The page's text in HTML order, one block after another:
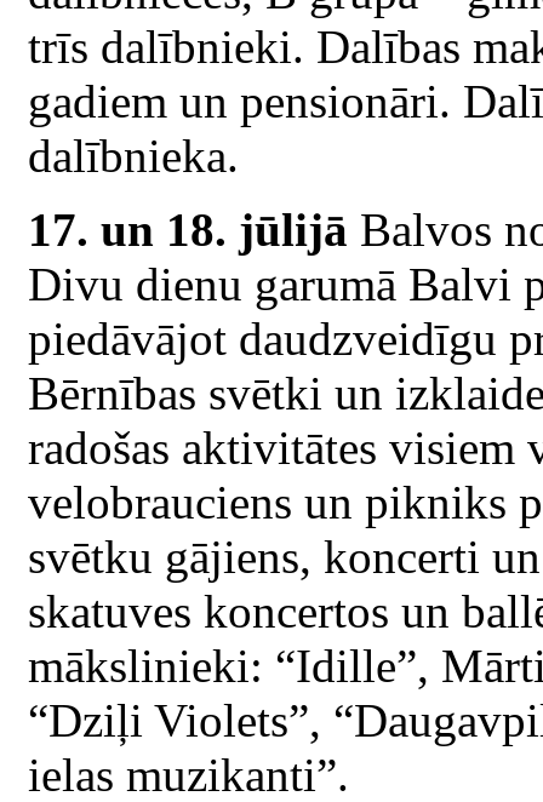
trīs dalībnieki. Dalības
gadiem un pensionāri.
dalībnieka.
17. un 18. jūlijā Balvos
Divu dienu garumā Balvi
piedāvājot daudzveidīgu
Bērnības svētki un
radošas aktivitātes visiem
velobrauciens un pikniks
svētku gājiens, koncerti
skatuves koncertos un
mākslinieki: “Idille”,
“Dziļi Violets”,
ielas muzikanti”.